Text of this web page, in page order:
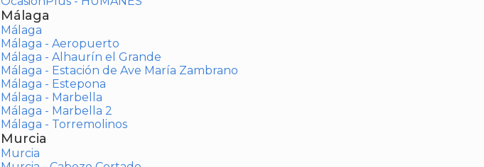
Málaga
Málaga
Málaga - Aeropuerto
Málaga - Alhaurín el Grande
Málaga - Estación de Ave María Zambrano
Málaga - Estepona
Málaga - Marbella
Málaga - Marbella 2
Málaga - Torremolinos
Murcia
Murcia